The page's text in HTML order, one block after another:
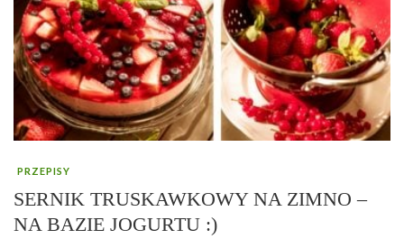
PRZEPISY
SERNIK TRUSKAWKOWY NA ZIMNO –
NA BAZIE JOGURTU :)